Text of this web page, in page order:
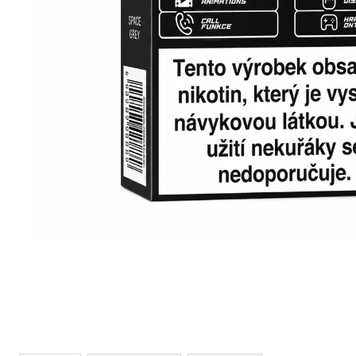
VENIX PRO CAPPUCINO-X
Původně: 169 Kč